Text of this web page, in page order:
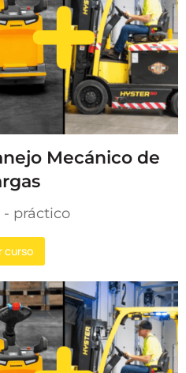
Mecánico de
- práctico
curso